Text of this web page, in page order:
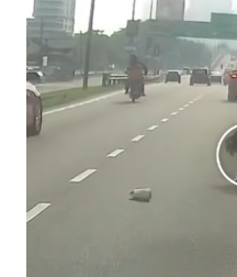
hiburan di kawasan
meninggal dunia di lokasi
manakala seorang lagi
Turut dipercayai terdapat
namun identitinya masih
keluar dari lokasi oleh
mengesan dua suspek yang
siasatan lanjut. Kes disiasat
Keseksaan kerana